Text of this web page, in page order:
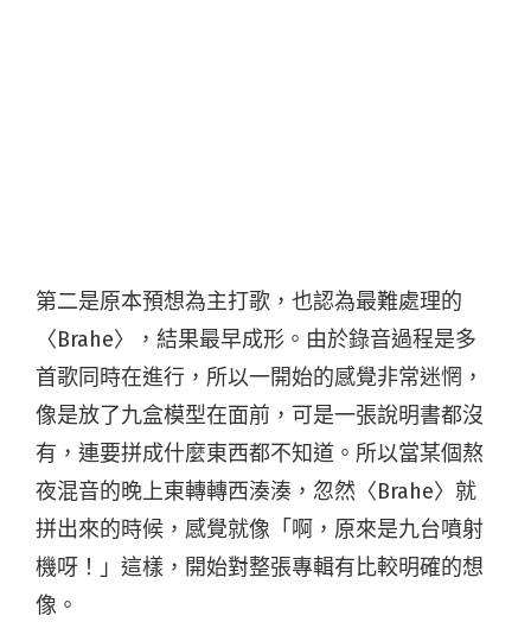
第二是原本預想為主打歌，也認為最難處理的
〈Brahe〉，結果最早成形。由於錄音過程是多
首歌同時在進行，所以一開始的感覺非常迷惘，
像是放了九盒模型在面前，可是一張說明書都沒
有，連要拼成什麼東西都不知道。所以當某個熬
夜混音的晚上東轉轉西湊湊，忽然〈Brahe〉就
拼出來的時候，感覺就像「啊，原來是九台噴射
機呀！」這樣，開始對整張專輯有比較明確的想
像。